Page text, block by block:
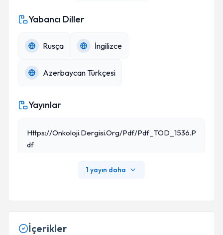
Yabancı Diller
Rusça İngilizce
Azerbaycan Türkçesi
Yayınlar
Https://onkoloji.dergisi.org/pdf/pdf_TOD_1536.p
Df
1 yayın daha
İçerikler